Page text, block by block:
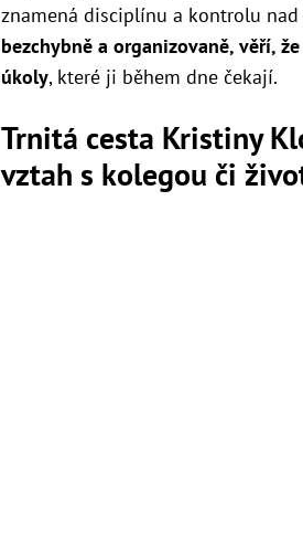
znamená disciplínu a kontrolu
bezchybně a organizovaně, věří,
úkoly, které ji během dne čekají.
Trnitá cesta Kristiny
vztah s kolegou či